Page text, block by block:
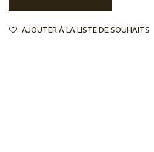
AJOUTER À LA LISTE DE SOUHAITS